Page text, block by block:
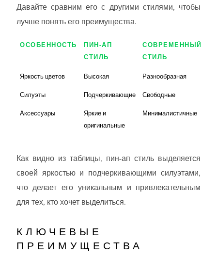
Давайте сравним его с другими стилями, чтобы
лучше понять его преимущества.
ОСОБЕННОСТЬ
ПИН-АП
СТИЛЬ
СОВРЕМЕННЫЙ
СТИЛЬ
Яркость цветов Высокая Разнообразная
Силуэты
Подчеркивающие Свободные
Аксессуары
Яркие и
оригинальные
Минималистичные
Как видно из таблицы, пин-ап стиль выделяется
своей яркостью и подчеркивающими силуэтами,
что делает его уникальным и привлекательным
для тех, кто хочет выделиться.
КЛЮЧЕВЫЕ
ПРЕИМУЩЕСТВА